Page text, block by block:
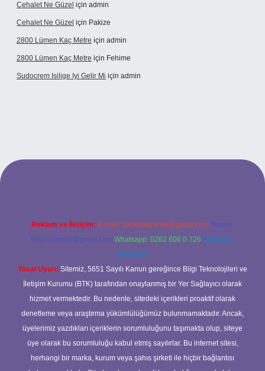
Cehalet Ne Güzel için admin
Cehalet Ne Güzel için Pakize
2800 Lümen Kaç Metre için admin
2800 Lümen Kaç Metre için Fehime
Sudocrem Isilige Iyi Gelir Mi için admin
Reklam ve İletişim: E-mail: backlinkpaneli@gmail.com Teams:
forumhizmeti@gmail.com Whatsapp: 0262 606 0 726 Telegram:
@karabul
Yasal Uyarı: Sitemiz, 5651 Sayılı Kanun gereğince Bilgi Teknolojileri ve
İletişim Kurumu (BTK) tarafından onaylanmış bir Yer Sağlayıcı olarak
hizmet vermektedir. Bu nedenle, sitedeki içerikleri proaktif olarak
denetleme veya araştırma yükümlülüğümüz bulunmamaktadır. Ancak,
üyelerimiz yazdıkları içeriklerin sorumluluğunu taşımakta olup, siteye
üye olarak bu sorumluluğu kabul etmiş sayılırlar. Bu internet sitesi,
herhangi bir marka, kurum veya şahıs şirketi ile hiçbir bağlantısı